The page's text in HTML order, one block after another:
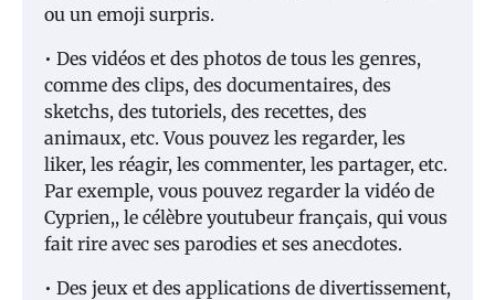
ou un emoji surpris.
• Des vidéos et des photos de tous les genres,
comme des clips, des documentaires, des
sketchs, des tutoriels, des recettes, des
animaux, etc. Vous pouvez les regarder, les
liker, les réagir, les commenter, les partager, etc.
Par exemple, vous pouvez regarder la vidéo de
Cyprien,, le célèbre youtubeur français, qui vous
fait rire avec ses parodies et ses anecdotes.
• Des jeux et des applications de divertissement,